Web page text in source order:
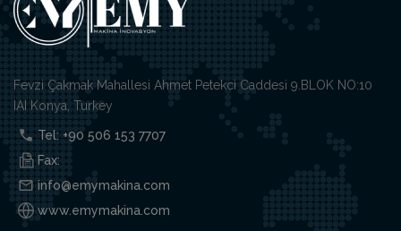
Fevzi Çakmak Mahallesi Ahmet Petekci Caddesi 9.BLOK NO:10
IAI Konya, Turkey
Tel: +90 506 153 7707
Fax:
info@emymakina.com
www.emymakina.com